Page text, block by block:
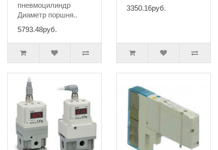
пневмоцилиндр
Диаметр поршня..
5793.48руб.
3350.16руб.